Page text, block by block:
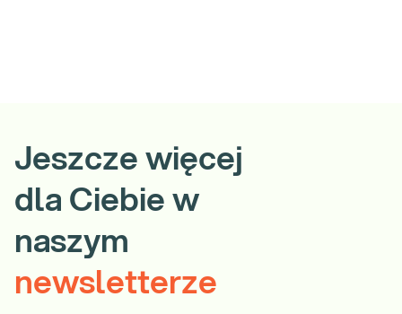
Jeszcze więcej
dla Ciebie w
naszym
newsletterze